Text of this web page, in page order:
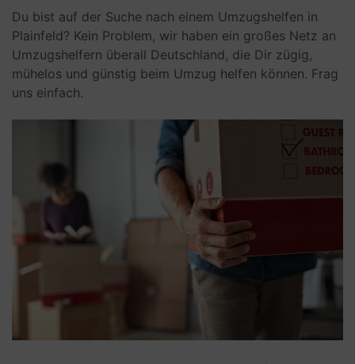
Du bist auf der Suche nach einem Umzugshelfen in
Plainfeld? Kein Problem, wir haben ein großes Netz an
Umzugshelfern überall Deutschland, die Dir zügig,
mühelos und günstig beim Umzug helfen können. Frag
uns einfach.